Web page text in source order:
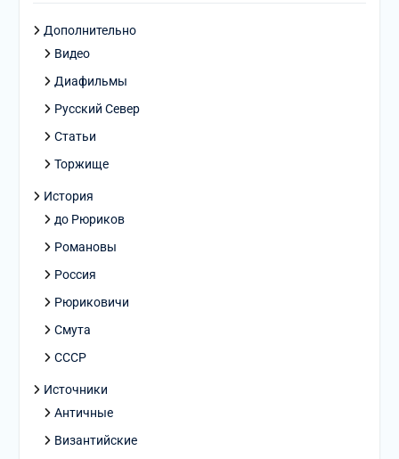
Дополнительно
Видео
Диафильмы
Русский Север
Статьи
Торжище
История
до Рюриков
Романовы
Россия
Рюриковичи
Смута
СССР
Источники
Античные
Византийские